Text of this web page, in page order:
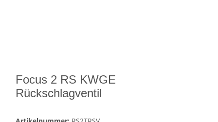
Focus 2 RS KWGE
Rückschlagventil